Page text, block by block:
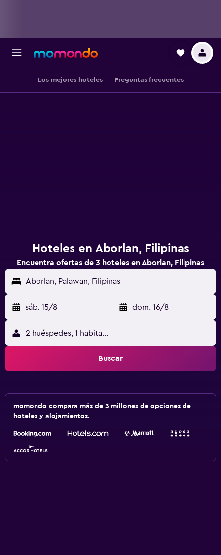
Los mejores hoteles Preguntas frecuentes
Hoteles en Aborlan, Filipinas
Encuentra ofertas de 3 hoteles en Aborlan, Filipinas
Aborlan, Palawan, Filipinas
sáb. 15/8 - dom. 16/8
2 huéspedes, 1 habitación
Buscar
momondo compara más de 3 millones de opciones de
hoteles y alojamientos.